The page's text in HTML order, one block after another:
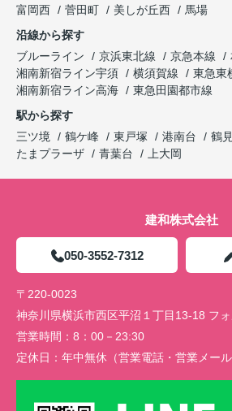
富岡西
菅田町 美しが丘西
馬場
沿線から探す
ブルーライン
京浜東北線 京急本線
湘南新宿ライン宇須
横須賀線
東急東
湘南新宿ライン高海
東急田園都市線
駅から探す
三ツ境
鶴ケ峰 東戸塚 港南台 鶴見
たまプラーザ
青葉台 上大岡
建和株式会社
050-3552-7312
〒220-0023
神奈川県横浜市西区平沼１丁目13-18 フ
営業時間： 8：00－23:30
定休日： 年中無休（営業電話・営業メー